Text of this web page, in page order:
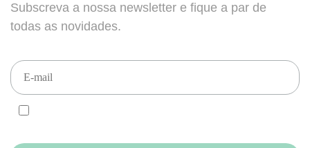
Subscreva a nossa newsletter e fique a par de
todas as novidades.